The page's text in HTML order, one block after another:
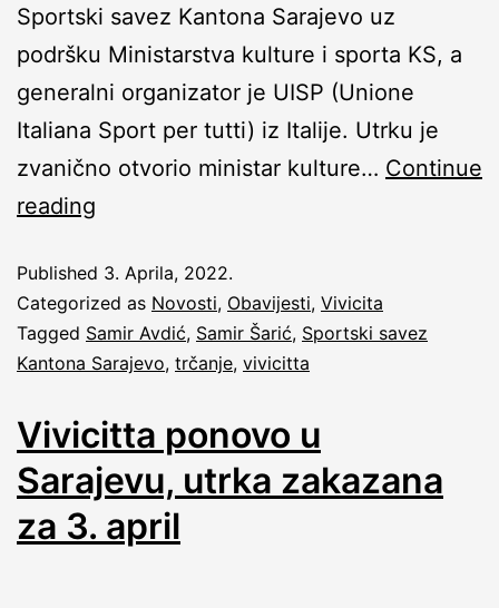
Sportski savez Kantona Sarajevo uz
podršku Ministarstva kulture i sporta KS, a
generalni organizator je UISP (Unione
Italiana Sport per tutti) iz Italije. Utrku je
zvanično otvorio ministar kulture… Continue
reading
Published 3. Aprila, 2022.
Categorized as Novosti, Obavijesti, Vivicita
Tagged Samir Avdić, Samir Šarić, Sportski savez
Kantona Sarajevo, trčanje, vivicitta
Vivicitta ponovo u
Sarajevu, utrka zakazana
za 3. april